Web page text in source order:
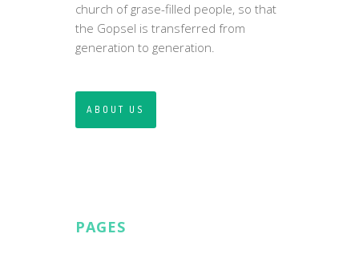
church of grase-filled people, so that
the Gopsel is transferred from
generation to generation.
ABOUT US
PAGES